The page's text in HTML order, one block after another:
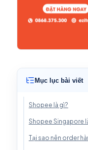
Mục lục bài viết
Shopee là gì?
Shopee Singapore
Tại sao nên order